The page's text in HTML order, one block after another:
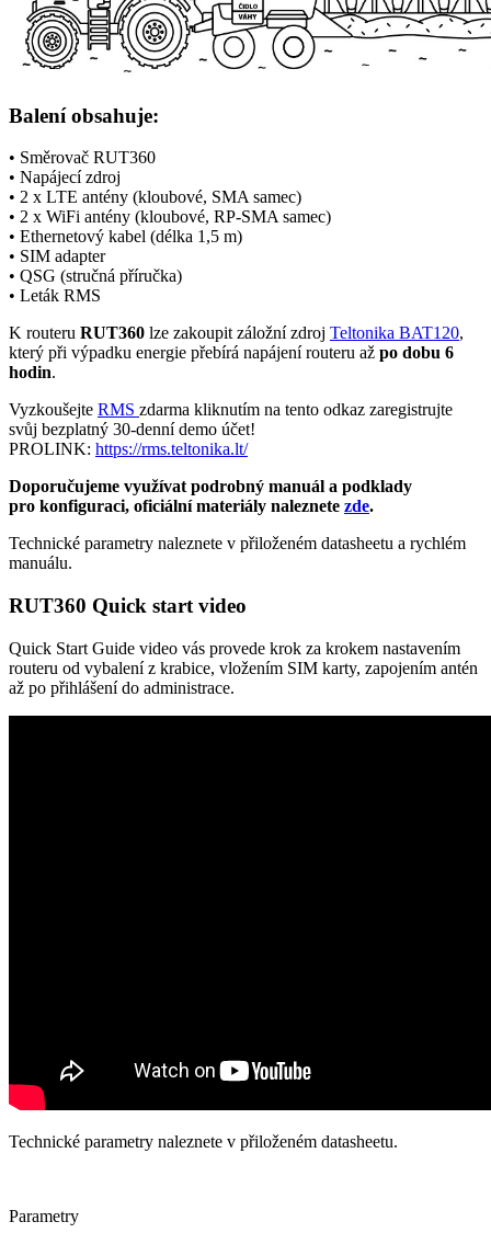
Balení obsahuje:
• Směrovač RUT360
• Napájecí zdroj
• 2 x LTE antény (kloubové, SMA samec)
• 2 x WiFi antény (kloubové, RP-SMA samec)
• Ethernetový kabel (délka 1,5 m)
• SIM adapter
• QSG (stručná příručka)
• Leták RMS
K routeru RUT360 lze zakoupit záložní zdroj Teltonika BAT120,
který při výpadku energie přebírá napájení routeru až po dobu 6
hodin.
Vyzkoušejte RMS zdarma kliknutím na tento odkaz zaregistrujte
svůj bezplatný 30-denní demo účet!
PROLINK: https://rms.teltonika.lt/
Doporučujeme využívat podrobný manuál a podklady
pro konfiguraci, oficiální materiály naleznete zde.
Technické parametry naleznete v přiloženém datasheetu a rychlém
manuálu.
RUT360 Quick start video
Quick Start Guide video vás provede krok za krokem nastavením
routeru od vybalení z krabice, vložením SIM karty, zapojením antén
až po přihlášení do administrace.
Technické parametry naleznete v přiloženém datasheetu.
Parametry